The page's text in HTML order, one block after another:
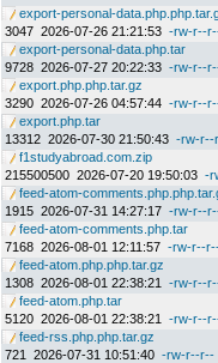
export-personal-
3047 2026-07-26 21:21:53 -rw-r--
export-personal-data.php.tar
9728 2026-07-27 20:22:33 -rw-r--
export.php.php.tar.gz
3290 2026-07-26 04:57:44 -rw-r--
export.php.tar
13312 2026-07-30 21:50:43 -rw-r--
f1studyabroad.com.zip
215500500 2026-07-20 19:50:03 -
feed-atom-
1915 2026-07-31 14:27:17 -rw-r--
feed-atom-comments.php.tar
7168 2026-08-01 12:11:57 -rw-r--
feed-atom.php.php.tar.gz
1308 2026-08-01 22:38:21 -rw-r--
feed-atom.php.tar
5120 2026-08-01 22:38:21 -rw-r--
feed-rss.php.php.tar.gz
721
2026-07-31 10:51:40 -rw-r--r--